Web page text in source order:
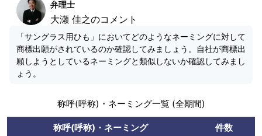
弁理士
大瀬 佳之のコメント
「サングラス用ひも」においてどのようなネーミングに対して
商標出願がされているのか確認してみましょう。自社が商標出
願しようとしているネーミングと類似しないか確認してみまし
ょう。
称呼(呼称)・ネーミング一覧 (全期間)
称呼(呼称)・ネーミング
件数